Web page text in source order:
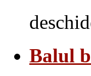
Balul